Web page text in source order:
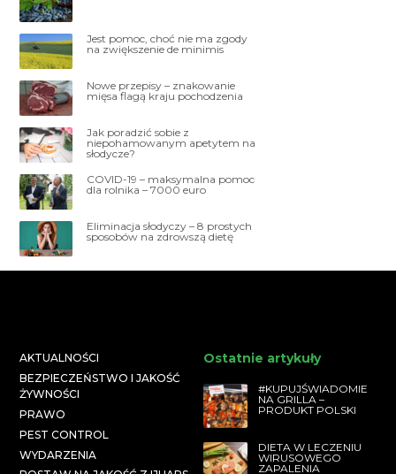
Jest pomoc, choć nie ma zgody
na zwiększenie de minimis
Nowe przepisy – znakowanie
mięsa flagą kraju pochodzenia
Jak poradzić sobie z
niepohamowanym apetytem na
słodycze?
COVID-19 – maksymalna pomoc
dla rolnika – 7000 euro
Eliminacja słodyczy – 8 prostych
sposobów na zdrowszą dietę
AKTUALNOŚCI
BEZPIECZEŃSTWO I JAKOŚĆ
ŻYWNOŚCI
PRAWO
PEST CONTROL
WYDARZENIA
Ostatnie artykuły
#KUPUJŚWIADOMIE
NA GRILLA –
PRODUKT POLSKI
DIETA W LECZENIU
WIRUSOWEGO
ZAPALENIA